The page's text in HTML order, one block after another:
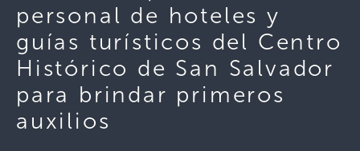
personal de hoteles y
guías turísticos del Centro
Histórico de San Salvador
para brindar primeros
auxilios